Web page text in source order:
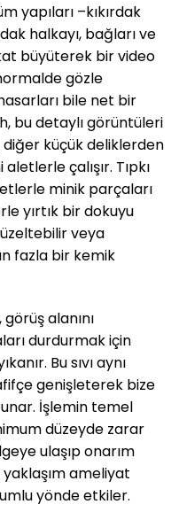
yapıları –kıkırdak
halkayı, bağları ve
büyüterek bir video
gözle
bile net bir
bu detaylı görüntüleri
küçük deliklerden
çalışır. Tıpkı
minik parçaları
yırtık bir dokuyu
veya
fazla bir kemik
alanını
durdurmak için
Bu sıvı aynı
genişleterek bize
İşlemin temel
düzeyde zarar
ulaşıp onarım
ameliyat
yönde etkiler.